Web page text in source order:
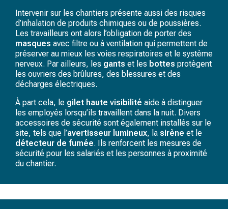
Intervenir sur les chantiers présente aussi des risques
d’inhalation de produits chimiques ou de poussières.
Les travailleurs ont alors l’obligation de porter des
masques avec filtre ou à ventilation qui permettent de
préserver au mieux les voies respiratoires et le système
nerveux. Par ailleurs, les gants et les bottes protègent
les ouvriers des brûlures, des blessures et des
décharges électriques.
À part cela, le gilet haute visibilité aide à distinguer
les employés lorsqu’ils travaillent dans la nuit. Divers
accessoires de sécurité sont également installés sur le
site, tels que l’avertisseur lumineux, la sirène et le
détecteur de fumée. Ils renforcent les mesures de
sécurité pour les salariés et les personnes à proximité
du chantier.